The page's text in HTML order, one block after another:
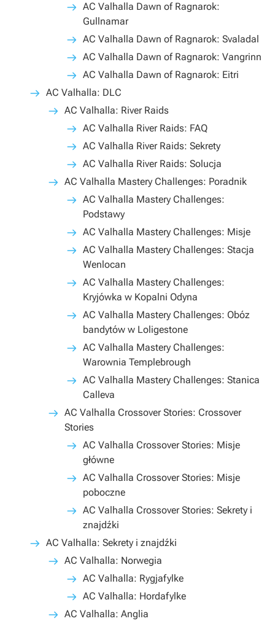
AC Valhalla Dawn of Ragnarok:
Gullnamar
AC Valhalla Dawn of Ragnarok: Svaladal
AC Valhalla Dawn of Ragnarok: Vangrinn
AC Valhalla Dawn of Ragnarok: Eitri
AC Valhalla: DLC
AC Valhalla: River Raids
AC Valhalla River Raids: FAQ
AC Valhalla River Raids: Sekrety
AC Valhalla River Raids: Solucja
AC Valhalla Mastery Challenges: Poradnik
AC Valhalla Mastery Challenges:
Podstawy
AC Valhalla Mastery Challenges: Misje
AC Valhalla Mastery Challenges: Stacja
Wenlocan
AC Valhalla Mastery Challenges:
Kryjówka w Kopalni Odyna
AC Valhalla Mastery Challenges: Obóz
bandytów w Loligestone
AC Valhalla Mastery Challenges:
Warownia Templebrough
AC Valhalla Mastery Challenges: Stanica
Calleva
AC Valhalla Crossover Stories: Crossover
Stories
AC Valhalla Crossover Stories: Misje
główne
AC Valhalla Crossover Stories: Misje
poboczne
AC Valhalla Crossover Stories: Sekrety i
znajdźki
AC Valhalla: Sekrety i znajdźki
AC Valhalla: Norwegia
AC Valhalla: Rygjafylke
AC Valhalla: Hordafylke
AC Valhalla: Anglia